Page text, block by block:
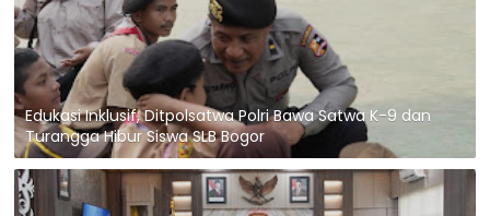
Edukasi Inklusif, Ditpolsatwa Polri Bawa Satwa K-9 dan
Turangga Hibur Siswa SLB Bogor